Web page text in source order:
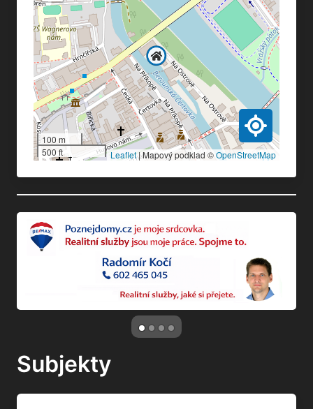
100 m
500 ft
Leaflet |Mapový podklad ©OpenStreetMap
Subjekty
Dům nemá přiřazeny žádné subjekty.
Časová osa